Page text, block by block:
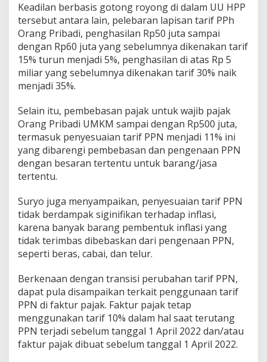
Keadilan berbasis gotong royong di dalam UU HPP
tersebut antara lain, pelebaran lapisan tarif PPh
Orang Pribadi, penghasilan Rp50 juta sampai
dengan Rp60 juta yang sebelumnya dikenakan tarif
15% turun menjadi 5%, penghasilan di atas Rp 5
miliar yang sebelumnya dikenakan tarif 30% naik
menjadi 35%.
Selain itu, pembebasan pajak untuk wajib pajak
Orang Pribadi UMKM sampai dengan Rp500 juta,
termasuk penyesuaian tarif PPN menjadi 11% ini
yang dibarengi pembebasan dan pengenaan PPN
dengan besaran tertentu untuk barang/jasa
tertentu.
Suryo juga menyampaikan, penyesuaian tarif PPN
tidak berdampak siginifikan terhadap inflasi,
karena banyak barang pembentuk inflasi yang
tidak terimbas dibebaskan dari pengenaan PPN,
seperti beras, cabai, dan telur.
Berkenaan dengan transisi perubahan tarif PPN,
dapat pula disampaikan terkait penggunaan tarif
PPN di faktur pajak. Faktur pajak tetap
menggunakan tarif 10% dalam hal saat terutang
PPN terjadi sebelum tanggal 1 April 2022 dan/atau
faktur pajak dibuat sebelum tanggal 1 April 2022.